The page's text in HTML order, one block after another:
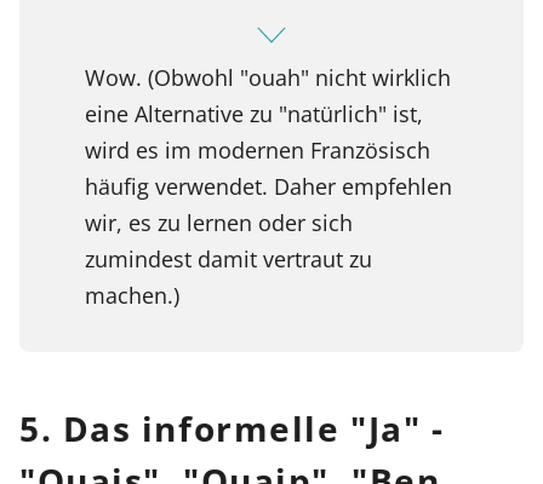
Wow. (Obwohl "ouah" nicht wirklich
eine Alternative zu "natürlich" ist,
wird es im modernen Französisch
häufig verwendet. Daher empfehlen
wir, es zu lernen oder sich
zumindest damit vertraut zu
machen.)
5. Das informelle "Ja" -